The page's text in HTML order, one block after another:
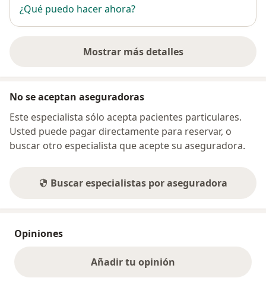
¿Qué puedo hacer ahora?
Mostrar más detalles
sobre la dirección
No se aceptan aseguradoras
Este especialista sólo acepta pacientes particulares.
Usted puede pagar directamente para reservar, o
buscar otro especialista que acepte su aseguradora.
Buscar especialistas por aseguradora
Opiniones
Añadir tu opinión